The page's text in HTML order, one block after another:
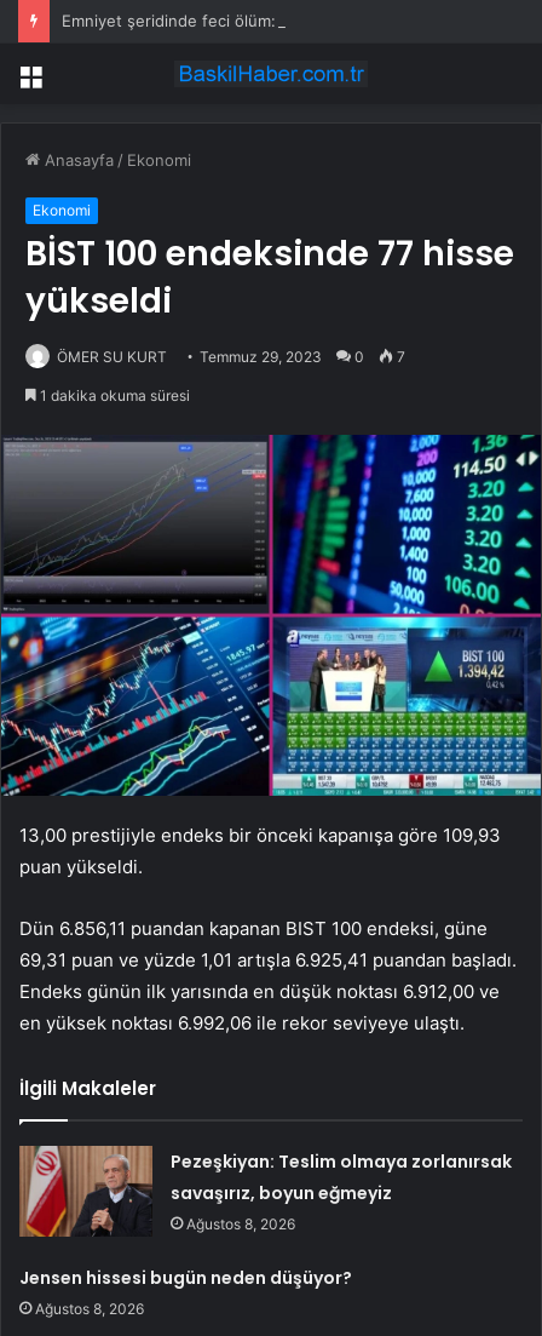
Menü
Anasayfa / Ekonomi
Ekonomi
BİST 100 endeksinde 77 hisse
yükseldi
ÖMER SU KURT Temmuz 29, 2023 0 7
1 dakika okuma süresi
13,00 prestijiyle endeks bir önceki kapanışa göre 109,93
puan yükseldi.
Dün 6.856,11 puandan kapanan BIST 100 endeksi, güne
69,31 puan ve yüzde 1,01 artışla 6.925,41 puandan başladı.
Endeks günün ilk yarısında en düşük noktası 6.912,00 ve
en yüksek noktası 6.992,06 ile rekor seviyeye ulaştı.
İlgili Makaleler
Pezeşkiyan: Teslim olmaya zorlanırsak
savaşırız, boyun eğmeyiz
Ağustos 8, 2026
Jensen hissesi bugün neden düşüyor?
Ağustos 8, 2026